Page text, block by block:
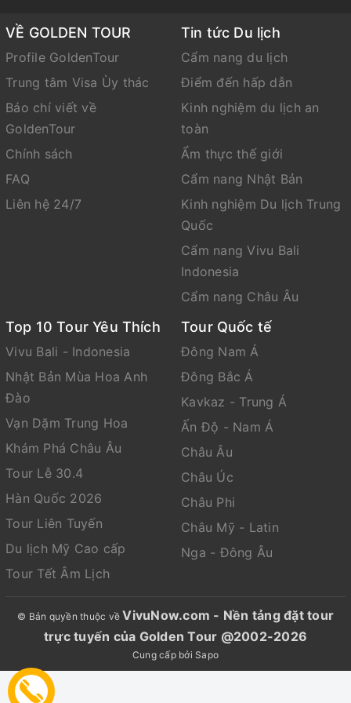
VỀ GOLDEN TOUR
Profile GoldenTour
Trung tâm Visa Ùy thác
Báo chí viết về
GoldenTour
Chính sách
FAQ
Liên hệ 24/7
Tin tức Du lịch
Cẩm nang du lịch
Điểm đến hấp dẫn
Kinh nghiệm du lịch an
toàn
Ẩm thực thế giới
Cẩm nang Nhật Bản
Kinh nghiệm Du lịch Trung
Quốc
Cẩm nang Vivu Bali
Indonesia
Cẩm nang Châu Âu
Top 10 Tour Yêu Thích
Vivu Bali - Indonesia
Nhật Bản Mùa Hoa Anh
Đào
Vạn Dặm Trung Hoa
Khám Phá Châu Âu
Tour Lễ 30.4
Hàn Quốc 2026
Tour Liên Tuyến
Du lịch Mỹ Cao cấp
Tour Tết Âm Lịch
Tour Quốc tế
Đông Nam Á
Đông Bắc Á
Kavkaz - Trung Á
Ấn Độ - Nam Á
Châu Âu
Châu Úc
Châu Phi
Châu Mỹ - Latin
Nga - Đông Âu
© Bản quyền thuộc về VivuNow.com - Nền tảng đặt tour
trực tuyến của Golden Tour @2002-2026
Cung cấp bởi Sapo